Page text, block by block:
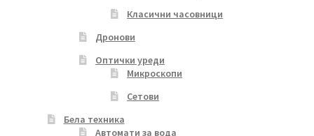
Класични часовници
Дронови
Оптички уреди
Микроскопи
Сетови
Бела техника
Автомати за вода